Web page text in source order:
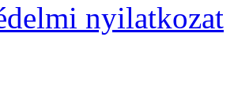
nyilatkozat